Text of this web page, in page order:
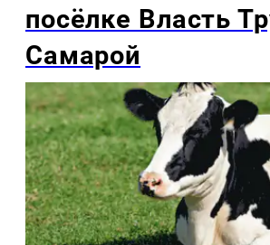
посёлке Власть
Самарой